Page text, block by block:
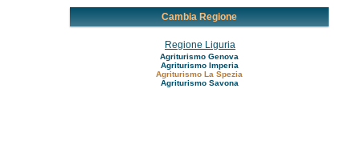
Cambia Regione
Regione Liguria
Agriturismo Genova
Agriturismo Imperia
Agriturismo La Spezia
Agriturismo Savona